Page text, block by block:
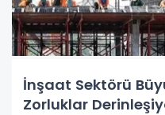
İnşaat Sektörü
Zorluklar